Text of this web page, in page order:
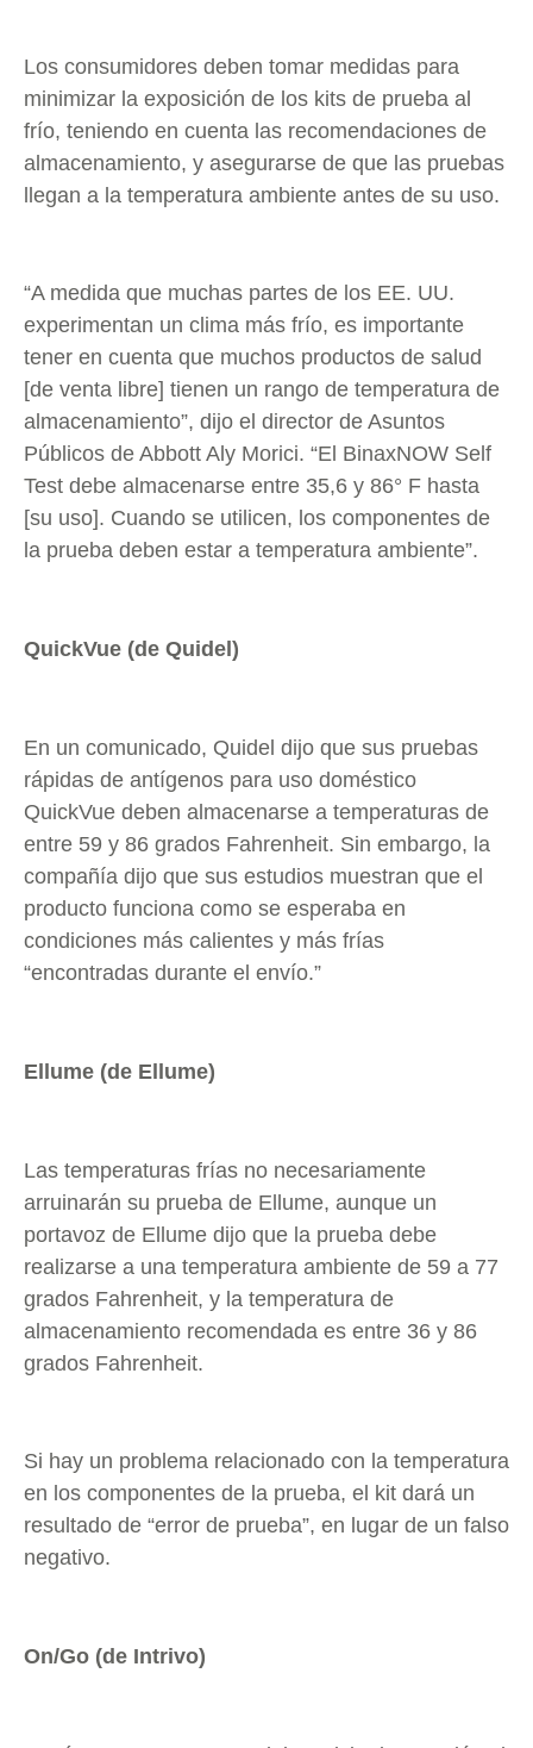
Los consumidores deben tomar medidas para
minimizar la exposición de los kits de prueba al
frío, teniendo en cuenta las recomendaciones de
almacenamiento, y asegurarse de que las pruebas
llegan a la temperatura ambiente antes de su uso.
“A medida que muchas partes de los EE. UU.
experimentan un clima más frío, es importante
tener en cuenta que muchos productos de salud
[de venta libre] tienen un rango de temperatura de
almacenamiento”, dijo el director de Asuntos
Públicos de Abbott Aly Morici. “El BinaxNOW Self
Test debe almacenarse entre 35,6 y 86° F hasta
[su uso]. Cuando se utilicen, los componentes de
la prueba deben estar a temperatura ambiente”.
QuickVue (de Quidel)
En un comunicado, Quidel dijo que sus pruebas
rápidas de antígenos para uso doméstico
QuickVue deben almacenarse a temperaturas de
entre 59 y 86 grados Fahrenheit. Sin embargo, la
compañía dijo que sus estudios muestran que el
producto funciona como se esperaba en
condiciones más calientes y más frías
“encontradas durante el envío.”
Ellume (de Ellume)
Las temperaturas frías no necesariamente
arruinarán su prueba de Ellume, aunque un
portavoz de Ellume dijo que la prueba debe
realizarse a una temperatura ambiente de 59 a 77
grados Fahrenheit, y la temperatura de
almacenamiento recomendada es entre 36 y 86
grados Fahrenheit.
Si hay un problema relacionado con la temperatura
en los componentes de la prueba, el kit dará un
resultado de “error de prueba”, en lugar de un falso
negativo.
On/Go (de Intrivo)